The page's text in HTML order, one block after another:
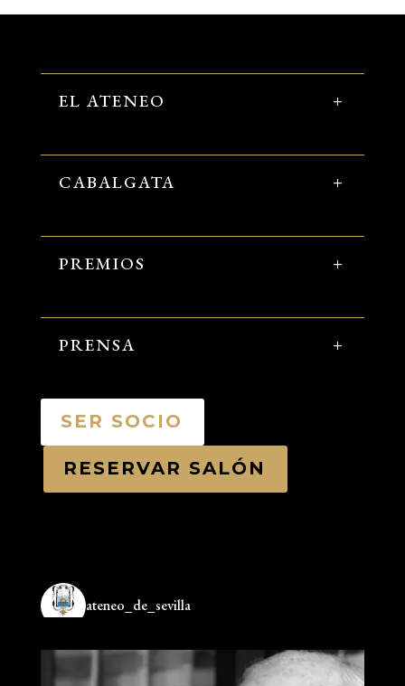
EL ATENEO
CABALGATA
PREMIOS
PRENSA
SER SOCIO
RESERVAR SALÓN
ateneo_de_sevilla